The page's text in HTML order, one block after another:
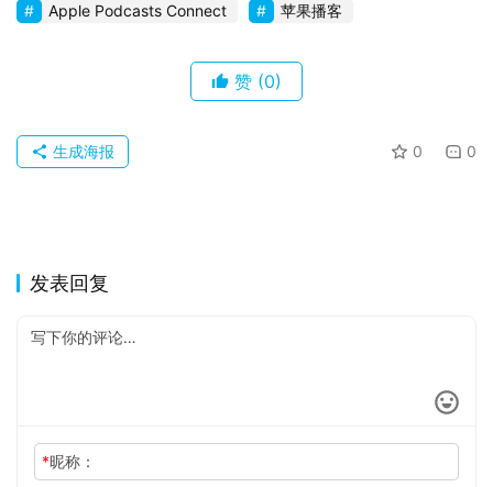
Apple Podcasts Connect
苹果播客
赞 (0)
0 0
生成海报
发表回复
*昵称：